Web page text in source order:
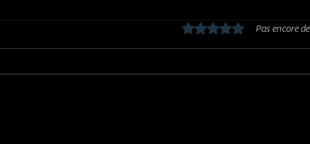
Noté 0 étoile sur 5.Pas encore